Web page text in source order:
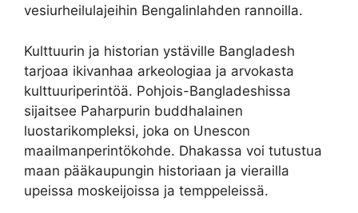
vesiurheilulajeihin Bengalinlahden rannoilla.
Kulttuurin ja historian ystäville Bangladesh
tarjoaa ikivanhaa arkeologiaa ja arvokasta
kulttuuriperintöä. Pohjois-Bangladeshissa
sijaitsee Paharpurin buddhalainen
luostarikompleksi, joka on Unescon
maailmanperintökohde. Dhakassa voi tutustua
maan pääkaupungin historiaan ja vierailla
upeissa moskeijoissa ja temppeleissä.